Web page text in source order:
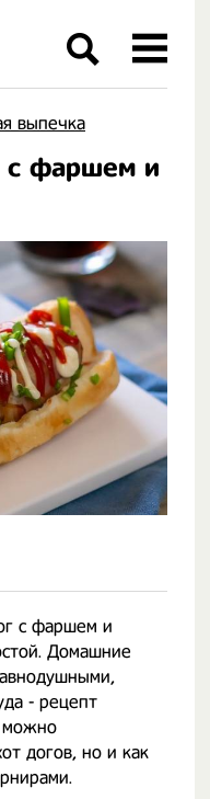
выпечка
с фаршем и
с фаршем и
Домашние
- рецепт
можно
догов, но и как